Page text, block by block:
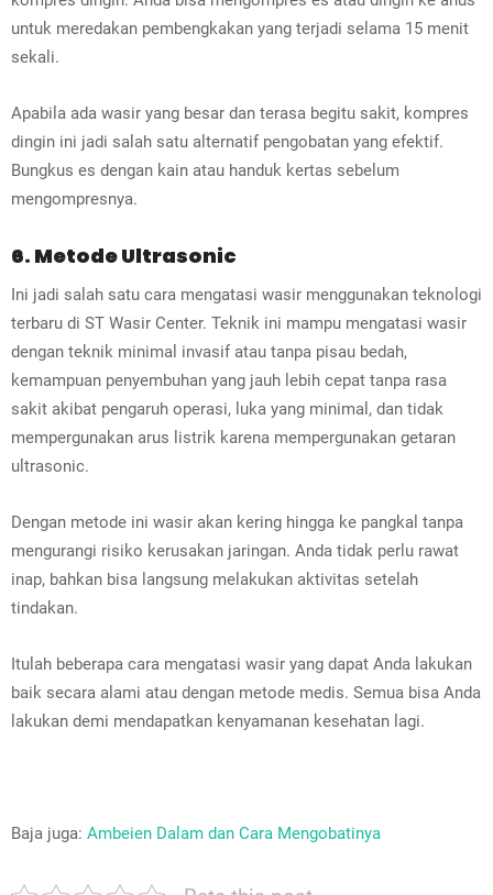
untuk meredakan pembengkakan yang terjadi selama 15 menit
sekali.
Apabila ada wasir yang besar dan terasa begitu sakit, kompres
dingin ini jadi salah satu alternatif pengobatan yang efektif.
Bungkus es dengan kain atau handuk kertas sebelum
mengompresnya.
6. Metode Ultrasonic
Ini jadi salah satu cara mengatasi wasir menggunakan teknologi
terbaru di ST Wasir Center. Teknik ini mampu mengatasi wasir
dengan teknik minimal invasif atau tanpa pisau bedah,
kemampuan penyembuhan yang jauh lebih cepat tanpa rasa
sakit akibat pengaruh operasi, luka yang minimal, dan tidak
mempergunakan arus listrik karena mempergunakan getaran
ultrasonic.
Dengan metode ini wasir akan kering hingga ke pangkal tanpa
mengurangi risiko kerusakan jaringan. Anda tidak perlu rawat
inap, bahkan bisa langsung melakukan aktivitas setelah
tindakan.
Itulah beberapa cara mengatasi wasir yang dapat Anda lakukan
baik secara alami atau dengan metode medis. Semua bisa Anda
lakukan demi mendapatkan kenyamanan kesehatan lagi.
Baja juga: Ambeien Dalam dan Cara Mengobatinya